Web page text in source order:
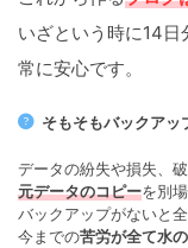
いざという時に14
常に安心です。
そもそもバックアッ
データの紛失や損失、
元データのコピーを別
バックアップがないと
今までの苦労が全て水